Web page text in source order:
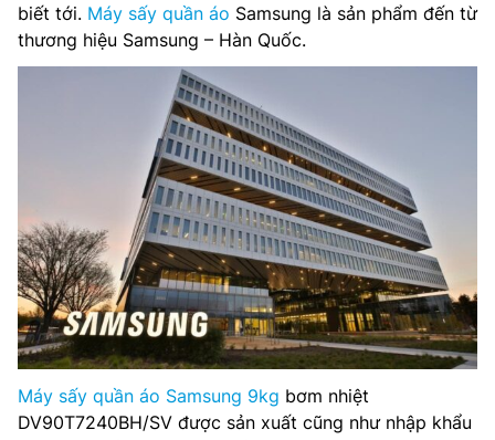
biết tới. Máy sấy quần áo Samsung là sản phẩm đến từ
thương hiệu Samsung – Hàn Quốc.
Máy sấy quần áo Samsung 9kg bơm nhiệt
DV90T7240BH/SV được sản xuất cũng như nhập khẩu